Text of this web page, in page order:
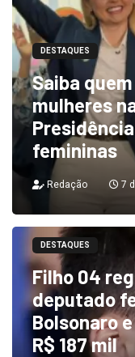
DESTAQUES
Saiba
mulheres
femininas
Redação 7
DESTAQUES
Filho 04
deputado
Bolsonaro
R$ 187 mil